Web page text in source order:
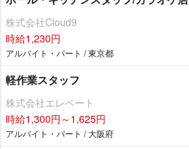
株式会社Cloud9
時給1,230円
アルバイト・パート / 東京都
軽作業スタッフ
株式会社エレベート
時給1,300円～1,625円
アルバイト・パート / 大阪府